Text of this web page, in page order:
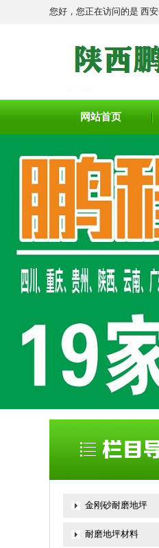
您好，您正在访问的是 西
网站首页
金刚砂耐磨地坪
耐磨地坪材料